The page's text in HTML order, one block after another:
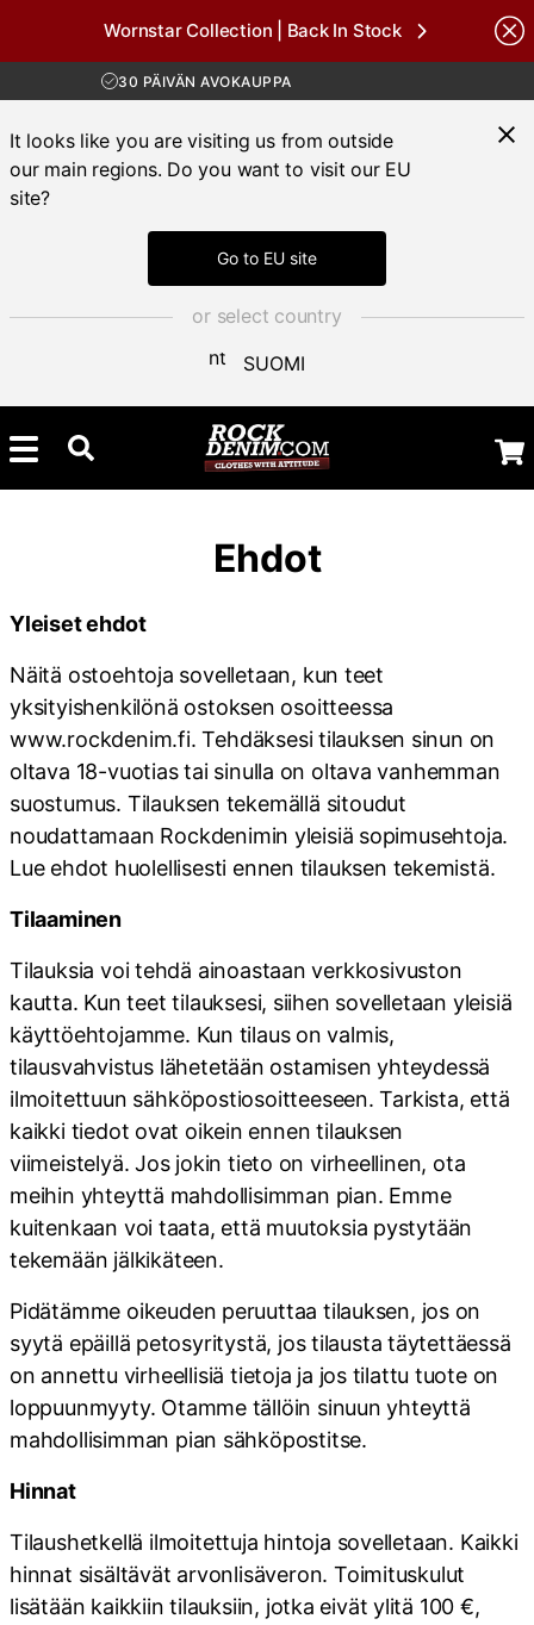
Wornstar Collection | Back In Stock
30 PÄIVÄN AVOKAUPPA
TOIMITUSAIKA 3-5 PÄIVÄÄ
ILMAINEN TOIMITUS YLI 100 € TILAUKSIIN
It looks like you are visiting us from outside
our main regions. Do you want to visit our EU
site?
Go to EU site
or select country
SUOMI
Ehdot
Yleiset ehdot
Näitä ostoehtoja sovelletaan, kun teet
yksityishenkilönä ostoksen osoitteessa
www.rockdenim.fi. Tehdäksesi tilauksen sinun on
oltava 18-vuotias tai sinulla on oltava vanhemman
suostumus. Tilauksen tekemällä sitoudut
noudattamaan Rockdenimin yleisiä sopimusehtoja.
Lue ehdot huolellisesti ennen tilauksen tekemistä.
Tilaaminen
Tilauksia voi tehdä ainoastaan verkkosivuston
kautta. Kun teet tilauksesi, siihen sovelletaan yleisiä
käyttöehtojamme. Kun tilaus on valmis,
tilausvahvistus lähetetään ostamisen yhteydessä
ilmoitettuun sähköpostiosoitteeseen. Tarkista, että
kaikki tiedot ovat oikein ennen tilauksen
viimeistelyä. Jos jokin tieto on virheellinen, ota
meihin yhteyttä mahdollisimman pian. Emme
kuitenkaan voi taata, että muutoksia pystytään
tekemään jälkikäteen.
Pidätämme oikeuden peruuttaa tilauksen, jos on
syytä epäillä petosyritystä, jos tilausta täytettäessä
on annettu virheellisiä tietoja ja jos tilattu tuote on
loppuunmyyty. Otamme tällöin sinuun yhteyttä
mahdollisimman pian sähköpostitse.
Hinnat
Tilaushetkellä ilmoitettuja hintoja sovelletaan. Kaikki
hinnat sisältävät arvonlisäveron. Toimituskulut
lisätään kaikkiin tilauksiin, jotka eivät ylitä 100 €,